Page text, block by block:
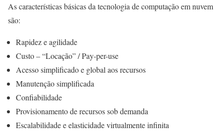
As características básicas da tecnologia de computação em nuvem
são:
Rapidez e agilidade
Custo – “Locação” / Pay-per-use
Acesso simplificado e global aos recursos
Manutenção simplificada
Confiabilidade
Provisionamento de recursos sob demanda
Escalabilidade e elasticidade virtualmente infinita